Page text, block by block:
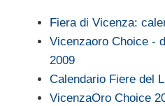
Fiera di Vicenza:
Vicenzaoro Choice -
2009
Calendario Fiere del
VicenzaOro Choice